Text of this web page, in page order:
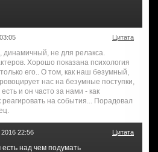
Цитата
не для релакса.
Хорошо показана психология
его.. О том, как наш безумный,
нас на безумные поступки,
и он часто за нами - как
реагировать на события... Порадовал
22:56 Цитата
над чем подумать